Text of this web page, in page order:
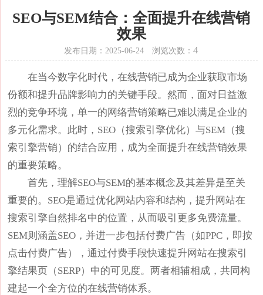
SEO与SEM结合：全面提升在线营销
效果
发布日期：2025-06-24 浏览次数：4
在当今数字化时代，在线营销已成为企业获取市场
份额和提升品牌影响力的关键手段。然而，面对日益激
烈的竞争环境，单一的网络营销策略已难以满足企业的
多元化需求。此时，SEO（搜索引擎优化）与SEM（搜
索引擎营销）的结合应用，成为全面提升在线营销效果
的重要策略。
首先，理解SEO与SEM的基本概念及其差异是至关
重要的。SEO是通过优化网站内容和结构，提升网站在
搜索引擎自然排名中的位置，从而吸引更多免费流量。
SEM则涵盖SEO，并进一步包括付费广告（如PPC，即按
点击付费广告），通过付费手段快速提升网站在搜索引
擎结果页（SERP）中的可见度。两者相辅相成，共同构
建起一个全方位的在线营销体系。